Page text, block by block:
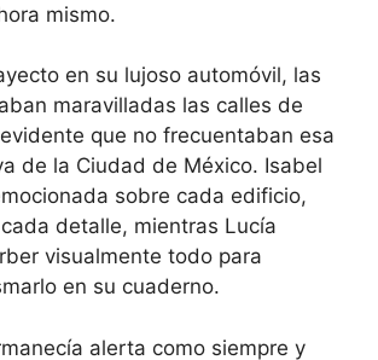
mismo.
en su lujoso automóvil, las
maravilladas las calles de
que no frecuentaban esa
de la Ciudad de México. Isabel
sobre cada edificio,
detalle, mientras Lucía
visualmente todo para
en su cuaderno.
alerta como siempre y